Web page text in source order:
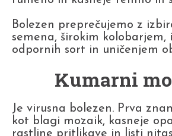
Bolezen preprečujemo z
semena, širokim kolobarjem,
odpornih sort in uničenjem
Kumarni
Je virusna bolezen. Prva
kot blagi mozaik, kasneje
rastline pritlikave in listi